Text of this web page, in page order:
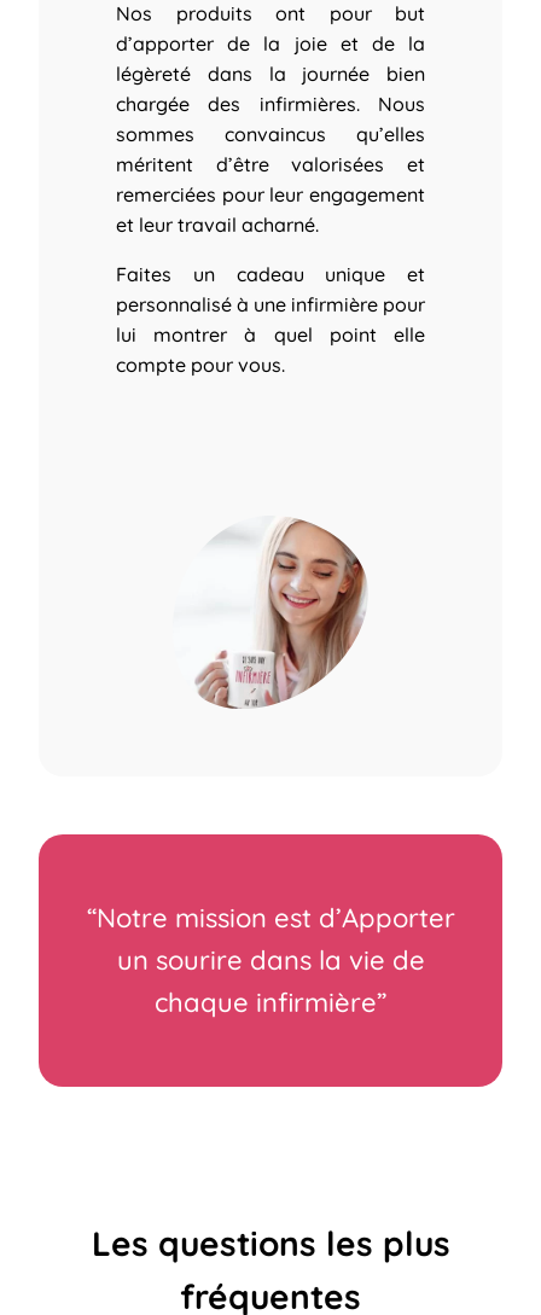
Nos produits ont pour but
d’apporter de la joie et de la
légèreté dans la journée bien
chargée des infirmières. Nous
sommes convaincus qu’elles
méritent d’être valorisées et
remerciées pour leur engagement
et leur travail acharné.
Faites un cadeau unique et
personnalisé à une infirmière pour
lui montrer à quel point elle
compte pour vous.
“Notre mission est d’Apporter
un sourire dans la vie de
chaque infirmière”
Les questions les plus
fréquentes